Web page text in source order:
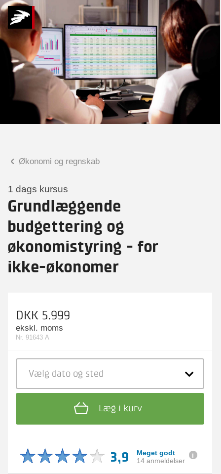
Økonomi og regnskab
1 dags kursus
Grundlæggende
budgettering og
økonomistyring - for
ikke-økonomer
DKK 5.999
ekskl. moms
Nr. 91643 A
Vælg dato og sted
Læg i kurv
3,9
Meget godt
14 anmeldelser
Praktiske spørgsmål
Spørgsmål til tilmelding, forplejning,
afholdelsessted m.m.
Christian Ravn Agergaard
Hvad kan vi hjælpe
dig med?